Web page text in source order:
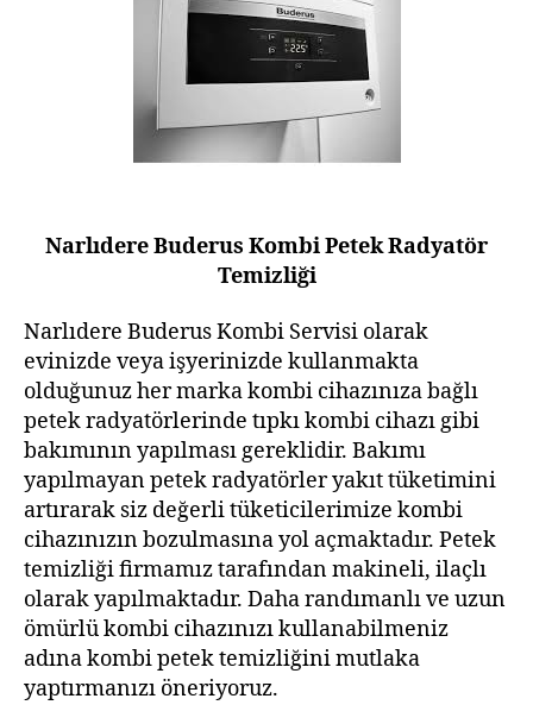
Narlıdere Buderus Kombi Petek Radyatör
Temizliği
Narlıdere Buderus Kombi Servisi olarak
evinizde veya işyerinizde kullanmakta
olduğunuz her marka kombi cihazınıza bağlı
petek radyatörlerinde tıpkı kombi cihazı gibi
bakımının yapılması gereklidir. Bakımı
yapılmayan petek radyatörler yakıt tüketimini
artırarak siz değerli tüketicilerimize kombi
cihazınızın bozulmasına yol açmaktadır. Petek
temizliği firmamız tarafından makineli, ilaçlı
olarak yapılmaktadır. Daha randımanlı ve uzun
ömürlü kombi cihazınızı kullanabilmeniz
adına kombi petek temizliğini mutlaka
yaptırmanızı öneriyoruz.